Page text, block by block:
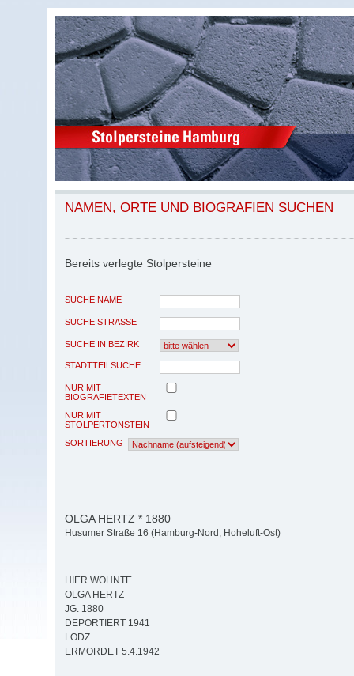
NAMEN, ORTE UND BIOGRAFIEN SUCHEN
Bereits verlegte Stolpersteine
SUCHE NAME
SUCHE STRASSE
SUCHE IN BEZIRK
STADTTEILSUCHE
NUR MIT
BIOGRAFIETEXTEN
NUR MIT
STOLPERTONSTEIN
SORTIERUNG
OLGA HERTZ * 1880
Husumer Straße 16 (Hamburg-Nord, Hoheluft-Ost)
HIER WOHNTE
OLGA HERTZ
JG. 1880
DEPORTIERT 1941
LODZ
ERMORDET 5.4.1942